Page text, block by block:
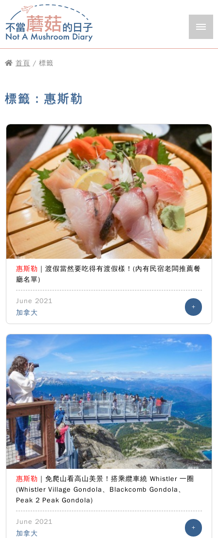
首頁 / 標籤
標籤：惠斯勒
惠斯勒 ｜渡假當然要吃得有渡假樣！(內有民宿老闆推薦餐
廳名單)
June 2021
加拿大
+
惠斯勒 ｜免爬山看高山美景！搭乘纜車繞 Whistler 一圈
(Whistler Village Gondola、Blackcomb Gondola、
Peak 2 Peak Gondola)
June 2021
加拿大
+